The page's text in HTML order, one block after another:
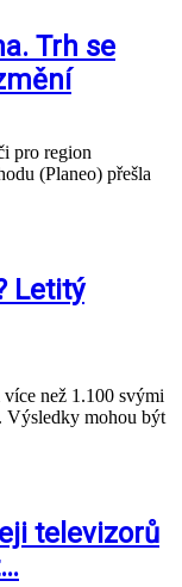
Trh se
pro region
(Planeo) přešla
Letitý
než 1.100 svými
Výsledky mohou být
televizorů